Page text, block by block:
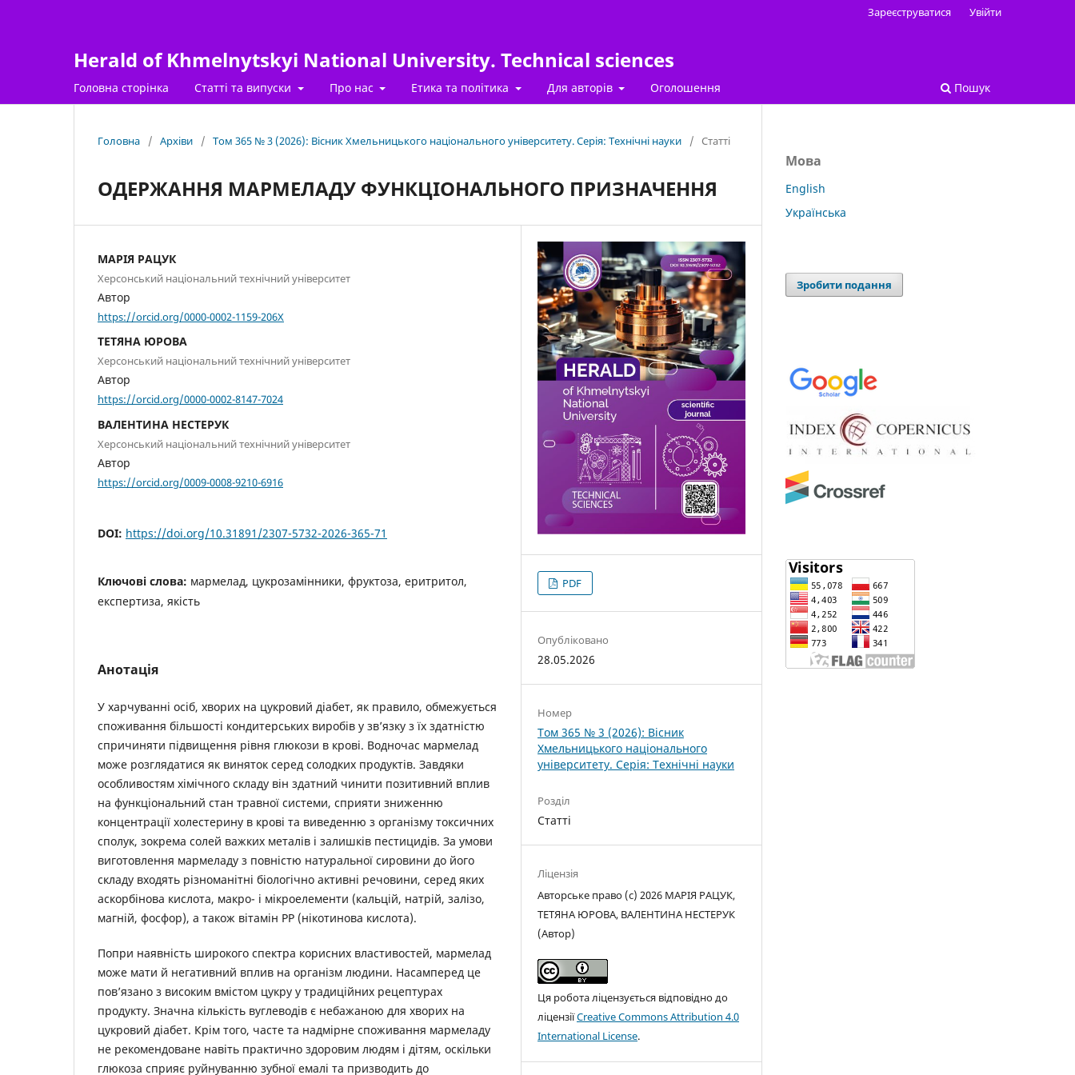
Herald of Khmelnytskyi National University. Technical sciences
Головна сторінка Статті та випуски Про нас Етика та політика Для авторів Оголошення Пошук
Зареєструватися Увійти
Головна / Архіви / Том 365 № 3 (2026): Вісник Хмельницького національного університету. Серія: Технічні науки / Статті
ОДЕРЖАННЯ МАРМЕЛАДУ ФУНКЦІОНАЛЬНОГО ПРИЗНАЧЕННЯ
МАРІЯ РАЦУК
Херсонський національний технічний університет
Автор
https://orcid.org/0000-0002-1159-206X
ТЕТЯНА ЮРОВА
Херсонський національний технічний університет
Автор
https://orcid.org/0000-0002-8147-7024
ВАЛЕНТИНА НЕСТЕРУК
Херсонський національний технічний університет
Автор
https://orcid.org/0009-0008-9210-6916
DOI: https://doi.org/10.31891/2307-5732-2026-365-71
Ключові слова: мармелад, цукрозамінники, фруктоза, еритритол,
експертиза, якість
Анотація
У харчуванні осіб, хворих на цукровий діабет, як правило, обмежується
споживання більшості кондитерських виробів у зв’язку з їх здатністю
спричиняти підвищення рівня глюкози в крові. Водночас мармелад
може розглядатися як виняток серед солодких продуктів. Завдяки
особливостям хімічного складу він здатний чинити позитивний вплив
на функціональний стан травної системи, сприяти зниженню
концентрації холестерину в крові та виведенню з організму токсичних
сполук, зокрема солей важких металів і залишків пестицидів. За умови
виготовлення мармеладу з повністю натуральної сировини до його
складу входять різноманітні біологічно активні речовини, серед яких
аскорбінова кислота, макро- і мікроелементи (кальцій, натрій, залізо,
магній, фосфор), а також вітамін PP (нікотинова кислота).
Попри наявність широкого спектра корисних властивостей, мармелад
може мати й негативний вплив на організм людини. Насамперед це
пов’язано з високим вмістом цукру у традиційних рецептурах
продукту. Значна кількість вуглеводів є небажаною для хворих на
цукровий діабет. Крім того, часте та надмірне споживання мармеладу
не рекомендоване навіть практично здоровим людям і дітям, оскільки
глюкоза сприяє руйнуванню зубної емалі та призводить до
PDF
Опубліковано
28.05.2026
Номер
Том 365 № 3 (2026): Вісник
Хмельницького національного
університету. Серія: Технічні науки
Розділ
Статті
Ліцензія
Авторське право (c) 2026 МАРІЯ РАЦУК,
ТЕТЯНА ЮРОВА, ВАЛЕНТИНА НЕСТЕРУК
(Автор)
Ця робота ліцензується відповідно до
ліцензіїCreative Commons Attribution 4.0
International License.
Мова
English
Українська
Зробити подання